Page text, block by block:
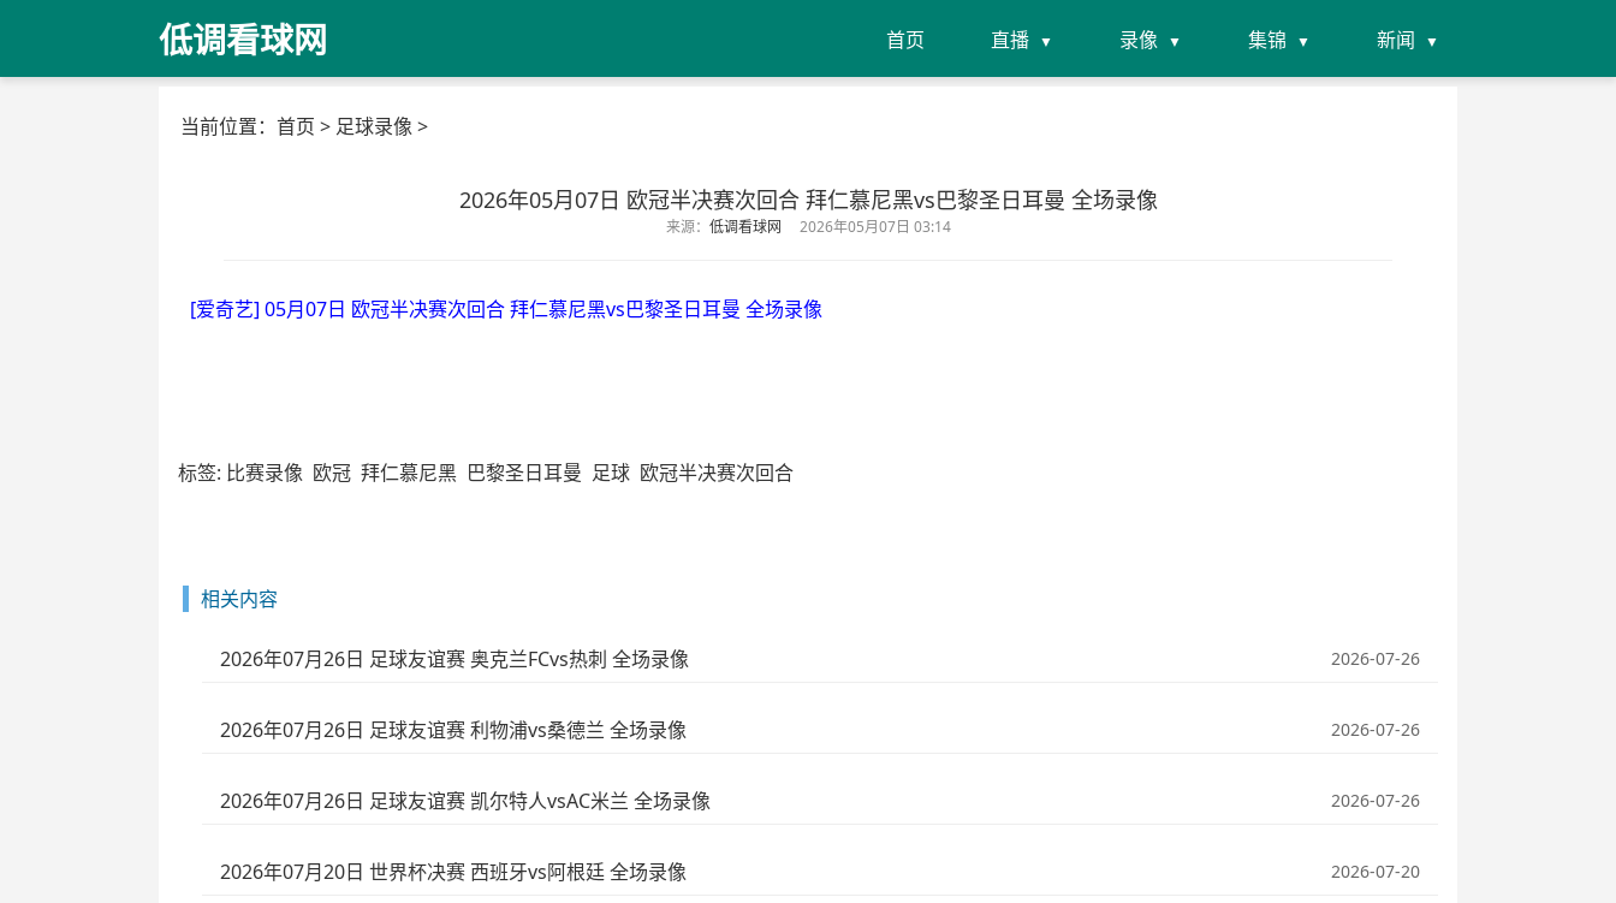
低调看球网 首页 直播 录像 集锦 新闻
当前位置： 首页 > 足球录像 >
2026年05月07日 欧冠半决赛次回合 拜仁慕尼黑vs巴黎圣日耳曼 全场录像
来源： 低调看球网 2026年05月07日 03:14
[爱奇艺] 05月07日 欧冠半决赛次回合 拜仁慕尼黑vs巴黎圣日耳曼 全场录像
标签: 比赛录像 欧冠 拜仁慕尼黑 巴黎圣日耳曼 足球 欧冠半决赛次回合
相关内容
2026年07月26日 足球友谊赛 奥克兰FCvs热刺 全场录像 2026-07-26
2026年07月26日 足球友谊赛 利物浦vs桑德兰 全场录像 2026-07-26
2026年07月26日 足球友谊赛 凯尔特人vsAC米兰 全场录像 2026-07-26
2026年07月20日 世界杯决赛 西班牙vs阿根廷 全场录像 2026-07-20